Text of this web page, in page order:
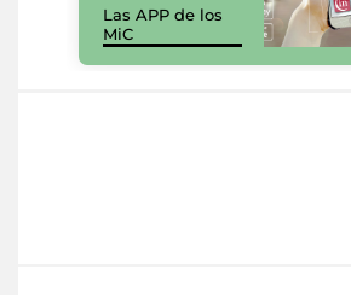
Las APP de los
MiC